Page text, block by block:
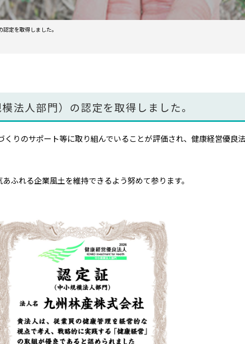
定を取得しました。
法人部門）の認定を取得しました。
りのサポート等に取り組んでいることが評価され、健康経営優良
ふれる企業風土を維持できるよう努めて参ります。